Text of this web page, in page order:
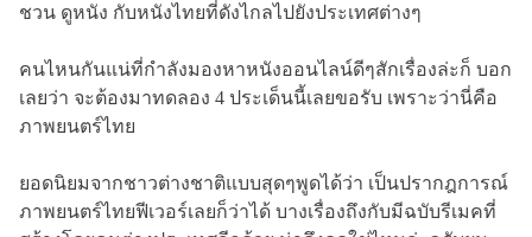
ชวน ดูหนัง กับหนังไทยที่ดังไกลไปยังประเทศต่างๆ
คนไหนกันแน่ที่กำลังมองหาหนังออนไลน์ดีๆสักเรื่องล่ะก็ บอก
เลยว่า จะต้องมาทดลอง 4 ประเด็นนี้เลยขอรับ เพราะว่านี่คือ
ภาพยนตร์ไทย
ยอดนิยมจากชาวต่างชาติแบบสุดๆพูดได้ว่า เป็นปรากฎการณ์
ภาพยนตร์ไทยฟีเวอร์เลยก็ว่าได้ บางเรื่องถึงกับมีฉบับรีเมคที่